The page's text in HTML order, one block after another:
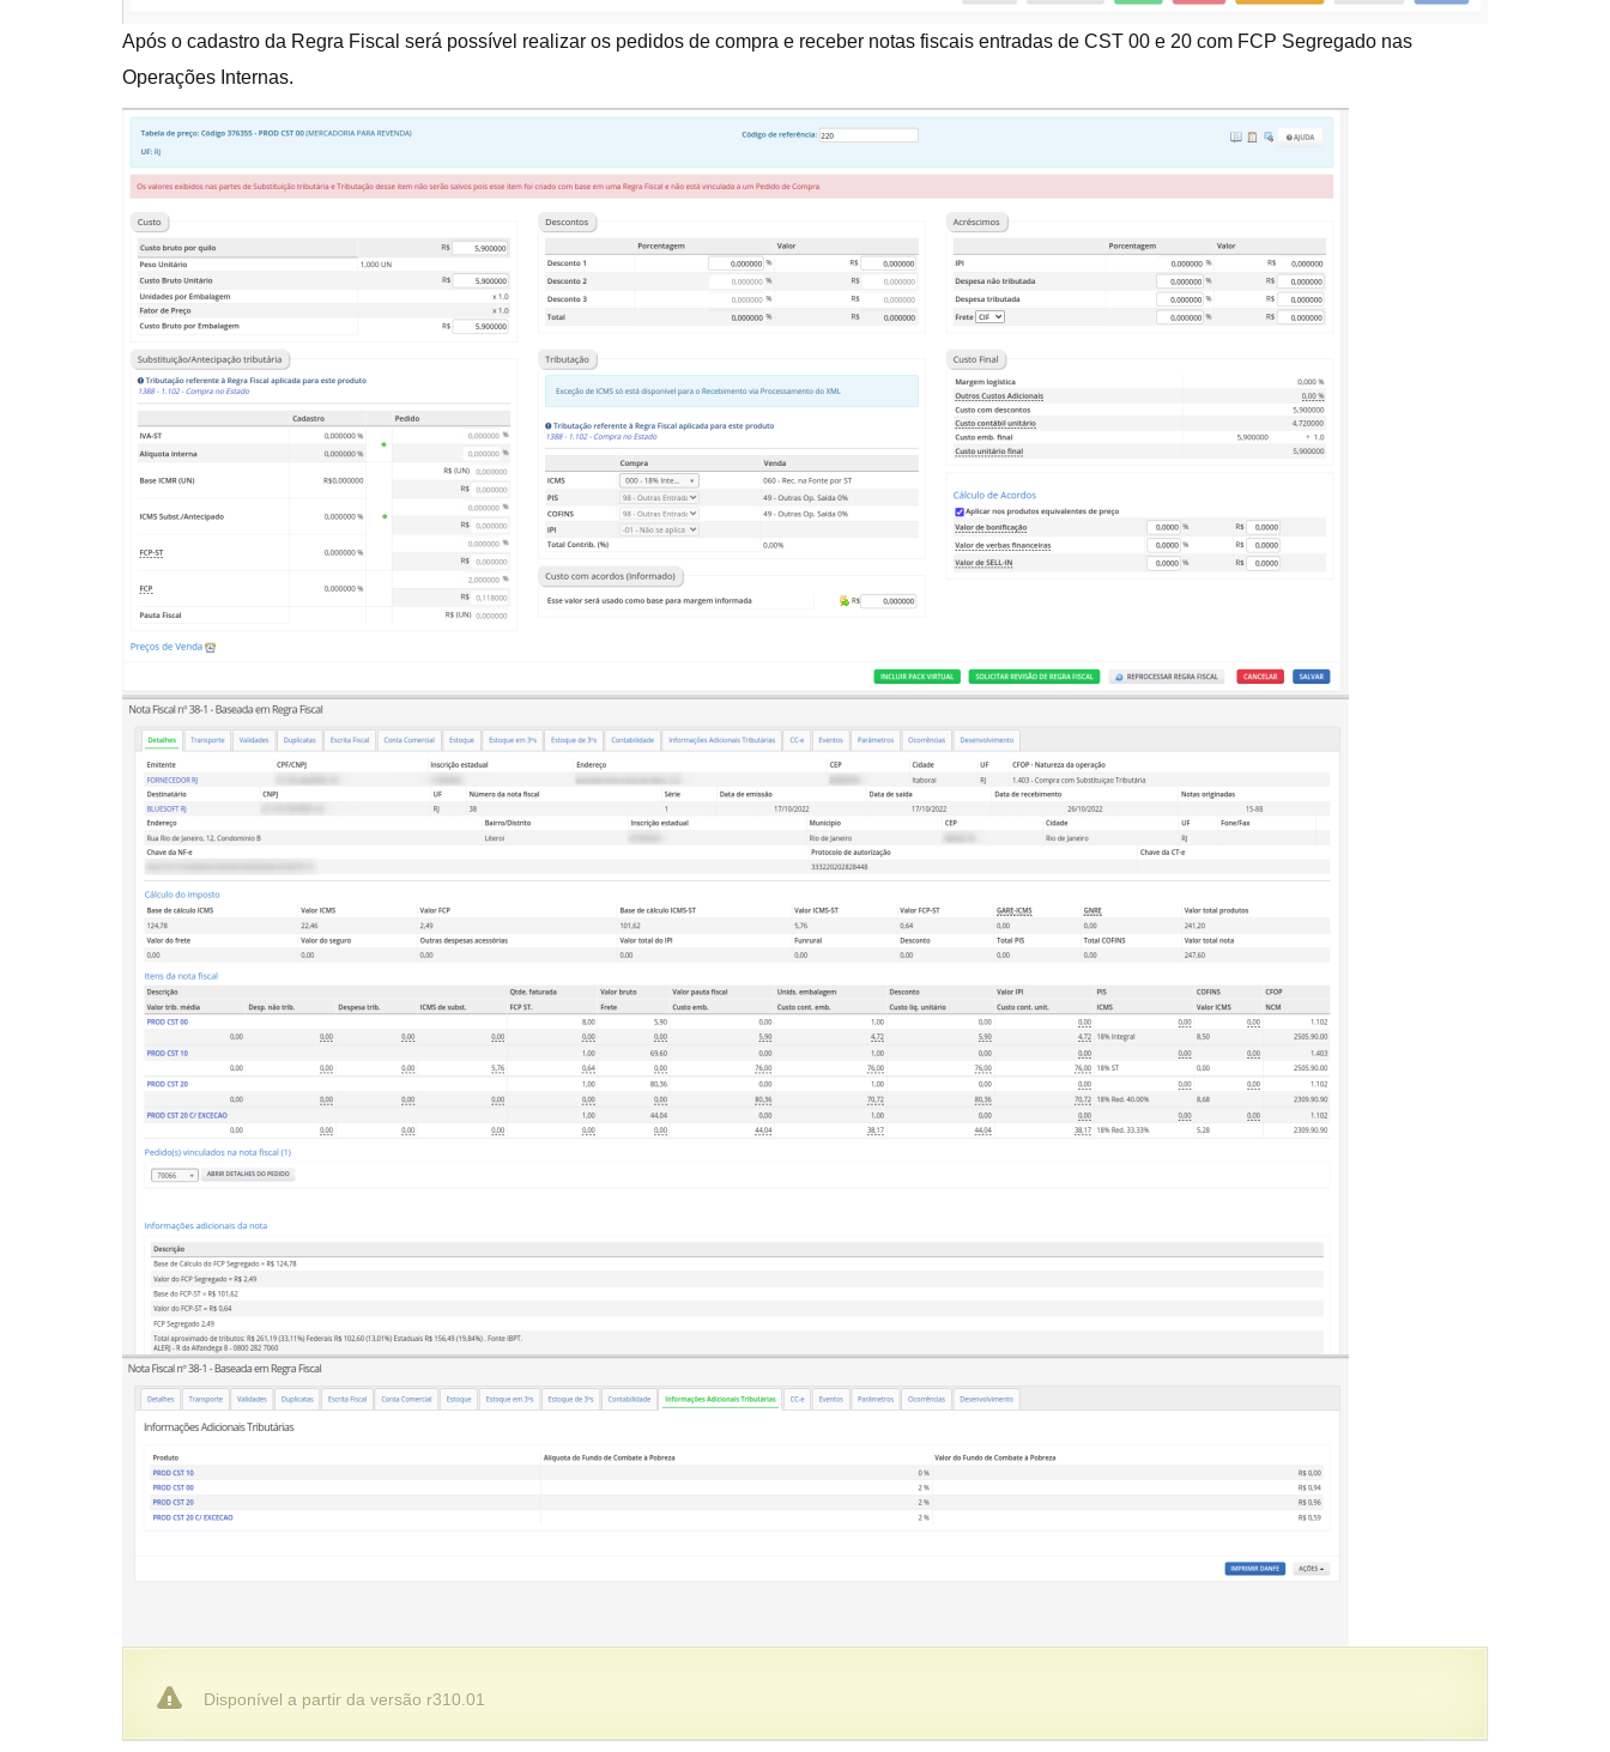
Após o cadastro da Regra Fiscal será possível realizar os pedidos de compra e receber notas fiscais entradas de CST 00 e 20 com FCP Segregado nas
Operações Internas.
Disponível a partir da versão r310.01